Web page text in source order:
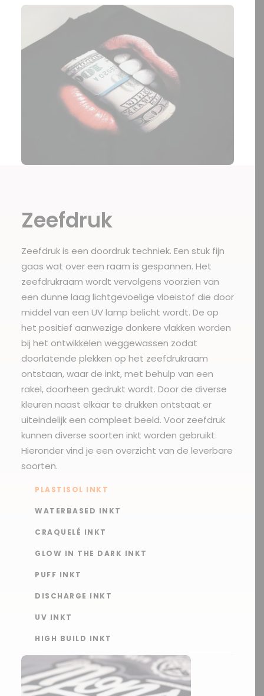
Zeefdruk
Zeefdrukis een doordruk techniek. Een stuk fijn
gaas wat over een raam is gespannen. Het
zeefdrukraam wordt vervolgens voorzien van
een dunne laag lichtgevoelige vloeistof die door
middel van een UV lamp belicht wordt. De op
het positief aanwezige donkere vlakken worden
bij het ontwikkelen weggewassen zodat
doorlatende plekken op het zeefdrukraam
ontstaan, waar de inkt, met behulp van een
rakel, doorheen gedrukt wordt. Door de diverse
kleuren naast elkaar te drukken ontstaat er
uiteindelijk een compleet beeld. Voor zeefdruk
kunnen diverse soorten inkt worden gebruikt.
Hieronder vind je een overzicht van de leverbare
soorten.
PLASTISOL INKT
WATERBASED INKT
CRAQUELÉ INKT
GLOW IN THE DARK INKT
PUFF INKT
DISCHARGE INKT
UV INKT
HIGH BUILD INKT